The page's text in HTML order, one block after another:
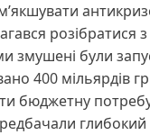
розібратися
змушені були
400 мільярдів
бюджетну
глибокий